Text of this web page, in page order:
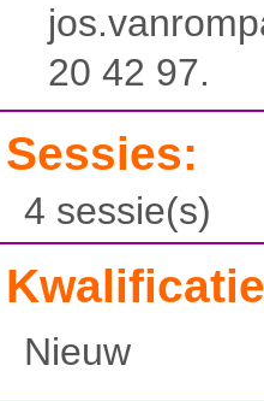
20 42 97.
Sessies:
4 sessie(s)
Nieuw